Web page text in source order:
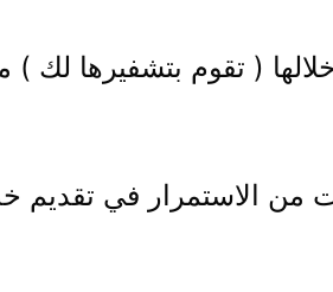
( تقوم بتشفيرها لك )
من الاستمرار في تقديم